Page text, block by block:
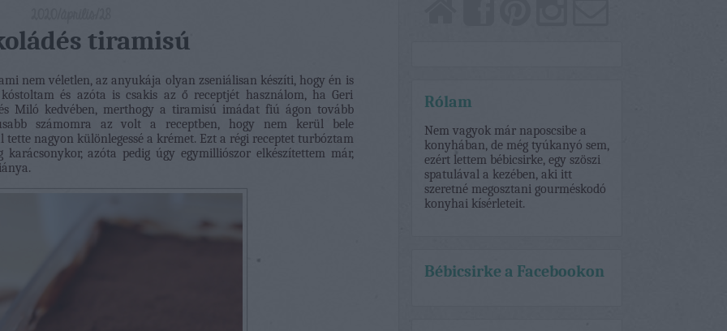
tiramisú
nem véletlen, az anyukája olyan zseniálisan készíti, hogy én is
és azóta is csakis az ő receptjét használom, ha Geri
Miló kedvében, merthogy a tiramisú imádat fiú ágon tovább
számomra az volt a receptben, hogy nem kerül bele
nagyon különlegessé a krémet. Ezt a régi receptet turbóztam
karácsonykor, azóta pedig úgy egymilliószor elkészítettem már,
Rólam
Nem vagyok már naposcsibe a
konyhában, de még tyúkanyó sem,
ezért lettem bébicsirke, egy szöszi
spatulával a kezében, aki itt
szeretné megosztani gourméskodó
konyhai kísérleteit.
Bébicsirke a Facebookon